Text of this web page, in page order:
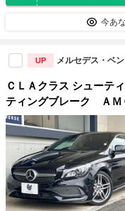
今あ
UP メルセデス・ベ
ＣＬＡクラス シュー
ティングブレーク Ａ
ージ レーダーセーフテ
ィングルーフ Ａｐｐ
ビ バックカメラ パ
リアゲート